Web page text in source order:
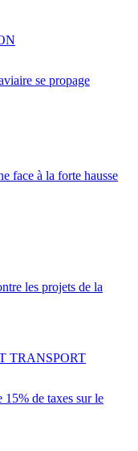
se propage
face à la forte hausse
les projets de la
15% de taxes sur le
TRANSPORT